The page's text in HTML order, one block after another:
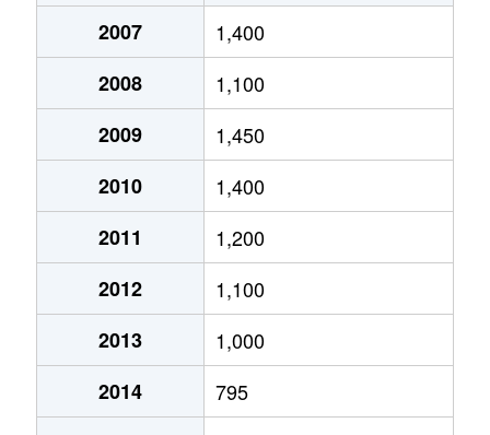
桜馬場
350万円
桜馬場
300万円
桟橋通
630万円
廿代町
630万円
廿代町
580万円
針木東町
1,400万円
比島町
2,000万円
1,300万円
2007
1,400
2008
1,100
2009
1,450
2010
1,400
2011
1,200
2012
1,100
2013
1,000
2014
795